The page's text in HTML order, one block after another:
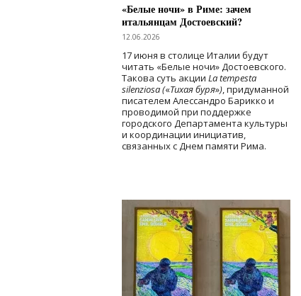
«Белые ночи» в Риме: зачем
итальянцам Достоевский?
12.06.2026
17 июня в столице Италии будут
читать «Белые ночи» Достоевского.
Такова суть акции La tempesta
silenziosa («Тихая буря»), придуманной
писателем Алессандро Барикко и
проводимой при поддержке
городского Департамента культуры
и координации инициатив,
связанных с Днем памяти Рима.